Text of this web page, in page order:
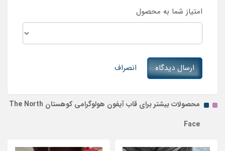
امتیاز شما به محصول
ارسال دیدگاه انصراف
محصولات بیشتر برای قاب آیفون هولوگرامی کوهستان The North
Face